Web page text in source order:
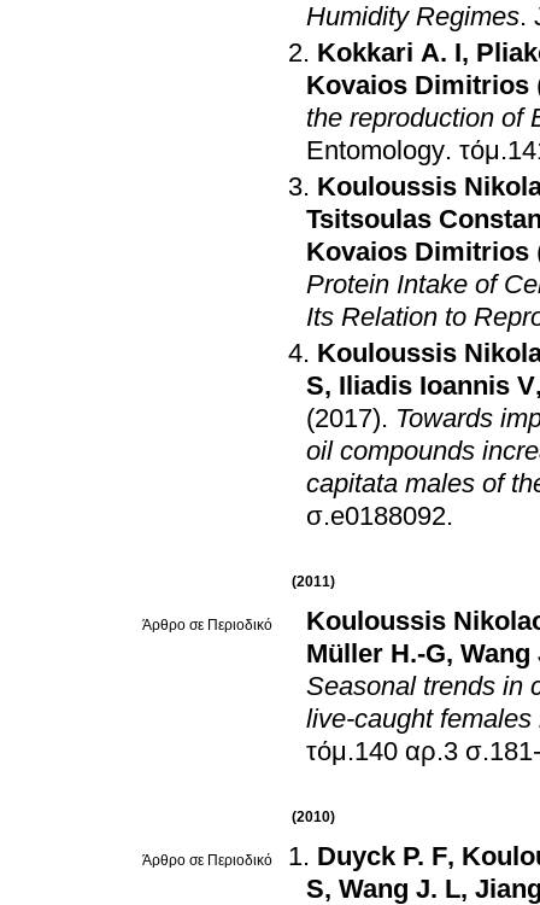
Humidity Regimes.
Kokkari A. I,
Kovaios Dimitrios
the reproduction of
Entomology.
Kouloussis
Tsitsoulas
Kovaios Dimitrios
Protein Intake of
Its Relation to
Kouloussis
S, Iliadis Ioannis V
(2017). Towards
oil compounds
capitata males of
σ.e0188092.
(2011)
Άρθρο σε Περιοδικό
Kouloussis
Müller H.-G, Wang
Seasonal trends in
live-caught females
τόμ.140 αρ.3
(2010)
Άρθρο σε Περιοδικό Duyck P. F,
S, Wang J. L,